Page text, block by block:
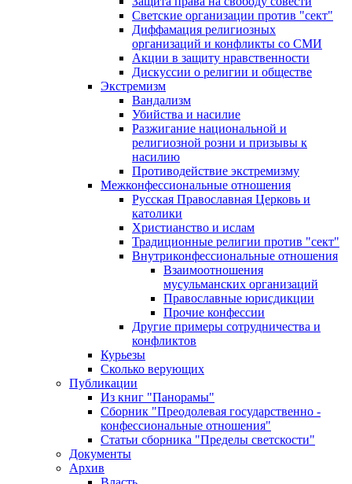
Светские организации против "сект"
Диффамация религиозных
организаций и конфликты со СМИ
Акции в защиту нравственности
Дискуссии о религии и обществе
Экстремизм
Вандализм
Убийства и насилие
Разжигание национальной и
религиозной розни и призывы к
насилию
Противодействие экстремизму
Межконфессиональные отношения
Русская Православная Церковь и
католики
Христианство и ислам
Традиционные религии против "сект"
Внутриконфессиональные отношения
Взаимоотношения
мусульманских организаций
Православные юрисдикции
Прочие конфессии
Другие примеры сотрудничества и
конфликтов
Курьезы
Сколько верующих
Публикации
Из книг "Панорамы"
Сборник "Преодолевая государственно -
конфессиональные отношения"
Статьи сборника "Пределы светскости"
Документы
Архив